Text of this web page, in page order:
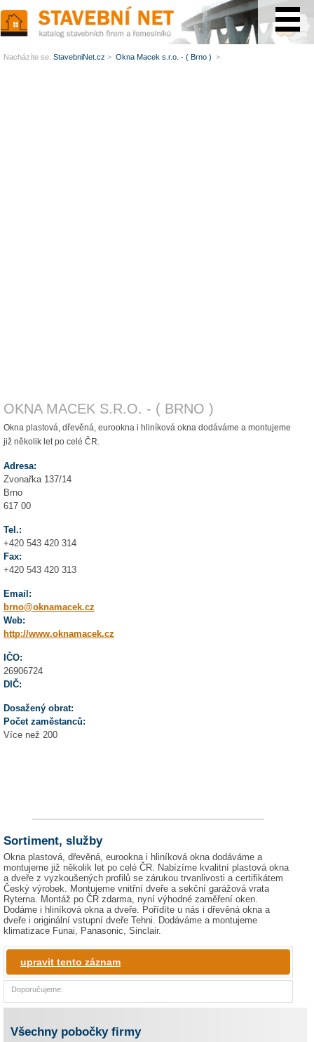
OKNA MACEK S.R.O. - ( BRNO )
Okna plastová, dřevěná, eurookna i hliníková okna dodáváme a montujeme
již několik let po celé ČR.
Adresa:
Zvonařka 137/14
Brno
617 00
Tel.:
+420 543 420 314
Fax:
+420 543 420 313
Email:
brno@oknamacek.cz
Web:
http://www.oknamacek.cz
IČO:
26906724
DIČ:
Dosažený obrat:
Počet zaměstanců:
Více než 200
Sortiment, služby
Okna plastová, dřevěná, eurookna i hliníková okna dodáváme a
montujeme již několik let po celé ČR. Nabízíme kvalitní plastová okna
a dveře z vyzkoušených profilů se zárukou trvanlivosti a certifikátem
Český výrobek. Montujeme vnitřní dveře a sekční garážová vrata
Ryterna. Montáž po ČR zdarma, nyní výhodné zaměření oken.
Dodáme i hliníková okna a dveře. Pořídíte u nás i dřevěná okna a
dveře i originální vstupní dveře Tehni. Dodáváme a montujeme
klimatizace Funai, Panasonic, Sinclair.
upravit tento záznam
Doporučujeme:
Všechny pobočky firmy
Nacházíte se: StavebniNet.cz > Okna Macek s.r.o. - ( Brno ) >